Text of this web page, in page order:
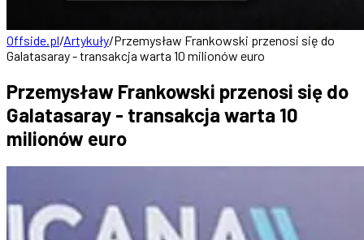
Offside.pl/Artykuły/Przemysław Frankowski przenosi się do
Galatasaray - transakcja warta 10 milionów euro
Przemysław Frankowski przenosi się do
Galatasaray - transakcja warta 10
milionów euro